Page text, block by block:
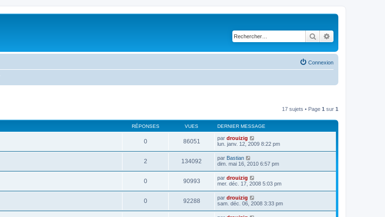
Rechercher
Connexion
17 sujets • Page 1 sur 1
RÉPONSES VUES DERNIER MESSAGE
0 86051 par drouizig
lun. janv. 12, 2009 8:22 pm
2 134092 par Bastian
dim. mai 16, 2010 6:57 pm
0 90993 par drouizig
mer. déc. 17, 2008 5:03 pm
0 92288 par drouizig
sam. déc. 06, 2008 3:33 pm